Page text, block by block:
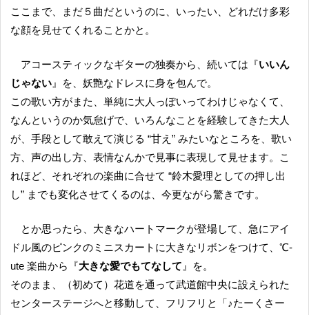
ここまで、まだ５曲だというのに、いったい、どれだけ多彩
な顔を見せてくれることかと。
アコースティックなギターの独奏から、続いては『いいん
じゃない 』を、妖艶なドレスに身を包んで。
この歌い方がまた、単純に大人っぽいってわけじゃなくて、
なんというのか気怠げで、いろんなことを経験してきた大人
が、手段として敢えて演じる “甘え” みたいなところを、歌い
方、声の出し方、表情なんかで見事に表現して見せます。こ
れほど、それぞれの楽曲に合せて “鈴木愛理としての押し出
し” までも変化させてくるのは、今更ながら驚きです。
とか思ったら、大きなハートマークが登場して、急にアイ
ドル風のピンクのミニスカートに大きなリボンをつけて、℃-
ute 楽曲から『大きな愛でもてなして 』を。
そのまま、（初めて）花道を通って武道館中央に設えられた
センターステージへと移動して、フリフリと「♪たーくさー